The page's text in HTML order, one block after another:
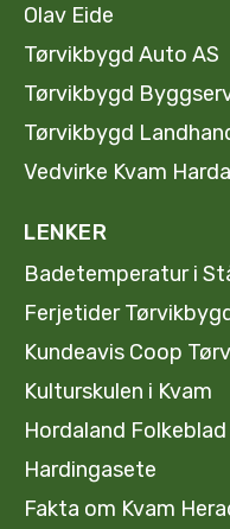
Olav Eide
Tørvikbygd Auto AS
Tørvikbygd
Tørvikbygd
Vedvirke Kvam
LENKER
Badetemperatur i
Ferjetider
Kundeavis Coop
Kulturskulen i Kvam
Hordaland Folkeblad
Hardingasete
Fakta om Kvam